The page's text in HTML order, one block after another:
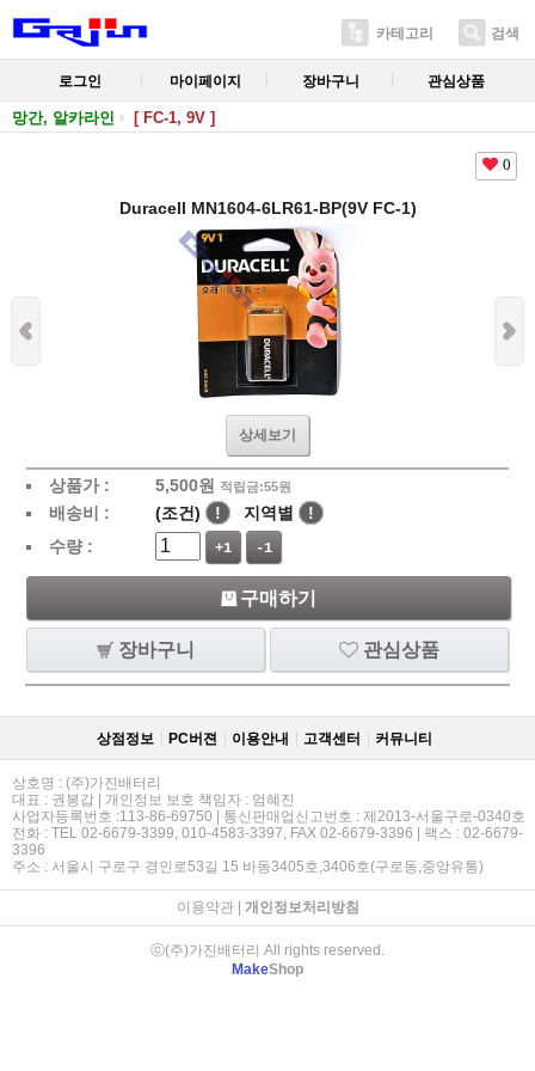
카테고리 검색
로그인 마이페이지 장바구니 관심상품
망간, 알카라인 [ FC-1, 9V ]
0
Duracell MN1604-6LR61-BP(9V FC-1)
상세보기
상품가 : 5,500원 적립금:55원
배송비 : (조건) ! 지역별
!
수량 :
+1 -1
구매하기
장바구니 관심상품
상점정보 PC버젼 이용안내 고객센터 커뮤니티
상호명 : (주)가진배터리
대표 : 권봉갑 | 개인정보 보호 책임자 : 엄혜진
사업자등록번호 :113-86-69750 | 통신판매업신고번호 : 제2013-서울구로-0340호
전화 : TEL 02-6679-3399, 010-4583-3397, FAX 02-6679-3396 | 팩스 : 02-6679-
3396
주소 : 서울시 구로구 경인로53길 15 바동3405호,3406호(구로동,중앙유통)
이용약관| 개인정보처리방침
ⓒ(주)가진배터리 All rights reserved.
MakeShop